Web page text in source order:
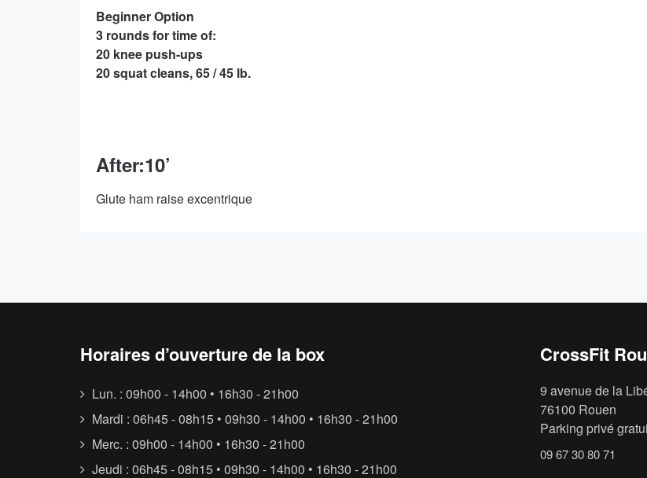
Beginner Option
3 rounds for time of:
20 knee push-ups
20 squat cleans, 65 / 45 lb.
After:10’
Glute ham raise excentrique
Horaires d’ouverture de la box
Lun. : 09h00 - 14h00 • 16h30 - 21h00
Mardi : 06h45 - 08h15 • 09h30 - 14h00 • 16h30 - 21h00
Merc. : 09h00 - 14h00 • 16h30 - 21h00
Jeudi : 06h45 - 08h15 • 09h30 - 14h00 • 16h30 - 21h00
CrossFit
9 avenue de la
76100 Rouen
Parking privé
09 67 30 80 71